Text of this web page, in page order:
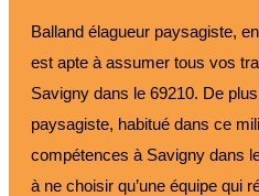
Balland élagueur paysagiste,
est apte à assumer tous vos
Savigny dans le 69210. De
paysagiste, habitué dans ce
compétences à Savigny dans
à ne choisir qu’une équipe qui